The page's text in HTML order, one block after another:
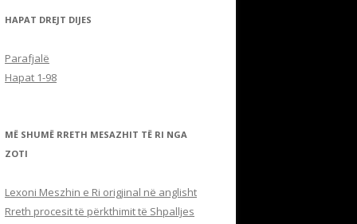
HAPAT DREJT DIJES
Parafjalë
Hapat 1-98
MË SHUMË RRETH MESAZHIT TË RI NGA
ZOTI
Lexoni Meszhin e Ri origjinal në anglisht
Rreth procesit të përkthimit të Shpalljes